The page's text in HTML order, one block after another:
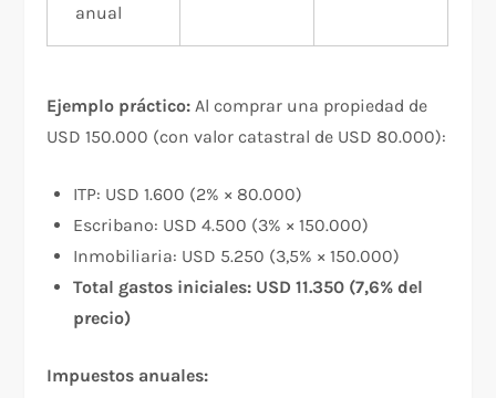
anual
Ejemplo práctico: Al comprar una propiedad de
USD 150.000 (con valor catastral de USD 80.000):
ITP: USD 1.600 (2% × 80.000)
Escribano: USD 4.500 (3% × 150.000)
Inmobiliaria: USD 5.250 (3,5% × 150.000)
Total gastos iniciales: USD 11.350 (7,6% del
precio)
Impuestos anuales: